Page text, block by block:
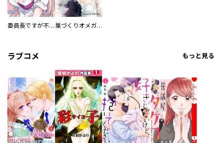
委員長ですが不良になるほど恋してます！ 巣づくりオメガバース
ラブコメ もっと見る